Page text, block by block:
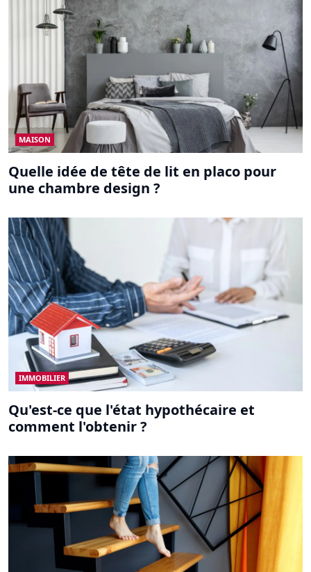
MAISON
Quelle idée de tête de lit en placo pour
une chambre design ?
IMMOBILIER
Qu'est-ce que l'état hypothécaire et
comment l'obtenir ?